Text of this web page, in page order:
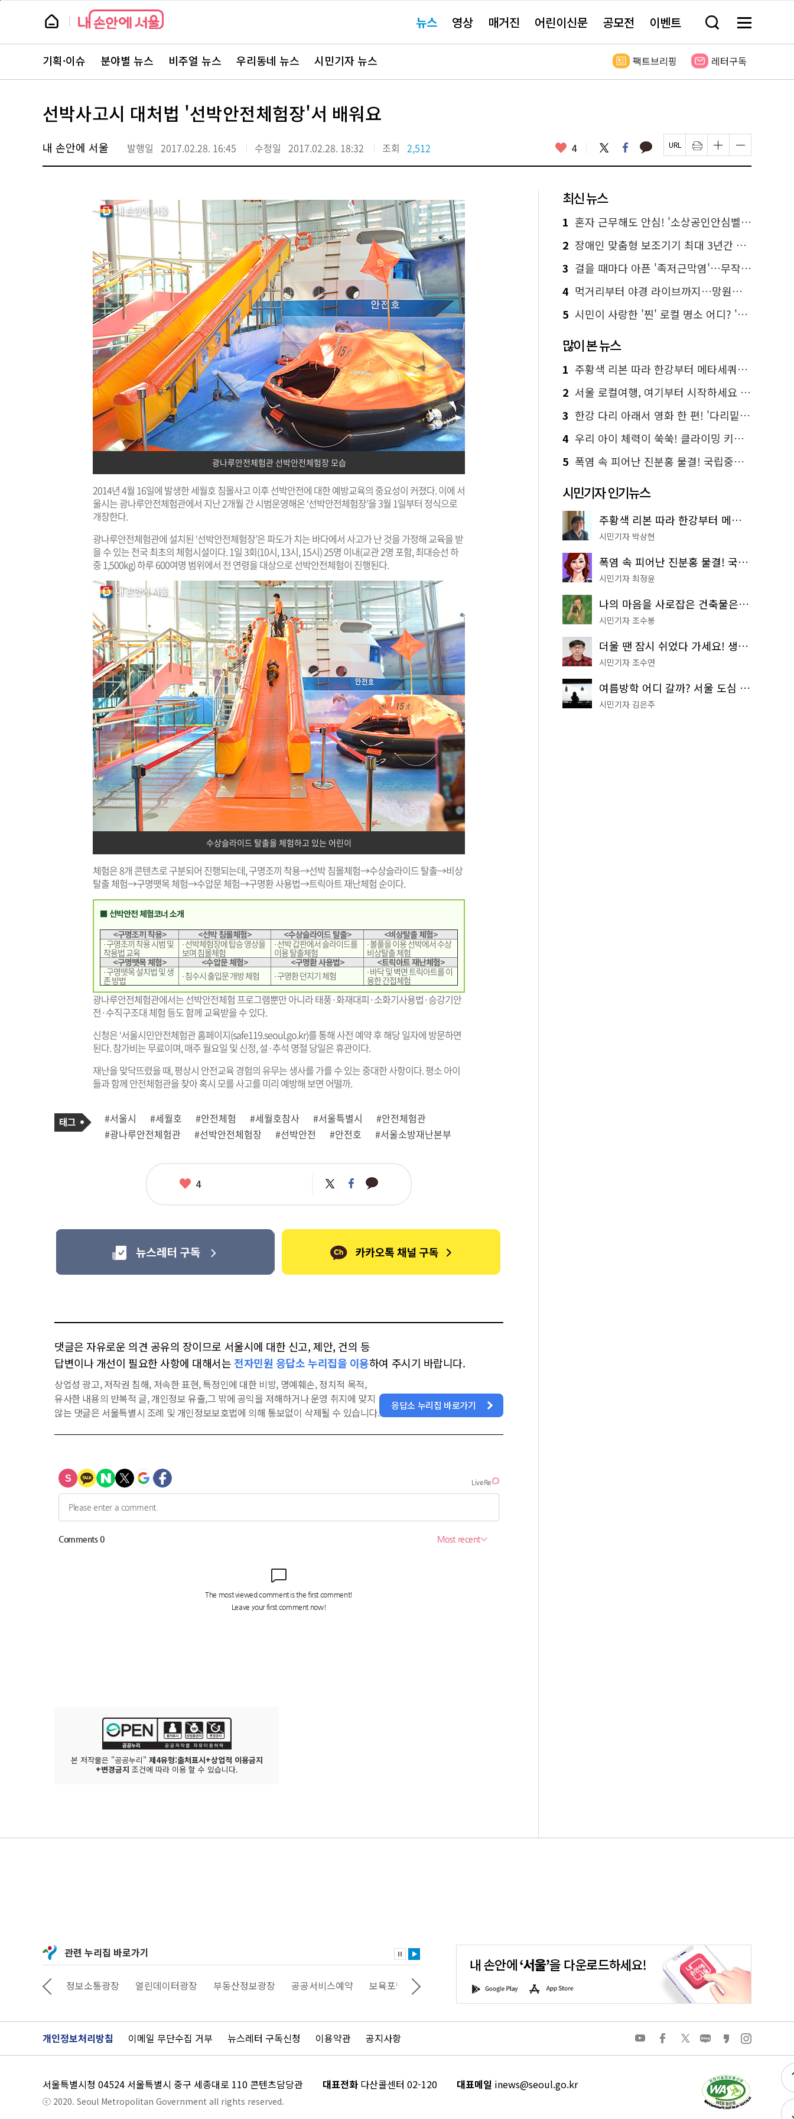
본
뉴
스 요뉴스 영상 매거진 어린이신문 공모전 이벤트 검
창
기
메
전
보
뉴
스
주
서
바
로
기획·이슈 분야별 뉴스 비주얼 뉴스 우리동네 뉴스 시민기자 뉴스 팩트브리핑 레터구독
선박사고시 대처법 '선박안전체험장'서 배워요
내 손안에 서울 발행일 2017.02.28. 16:45 수정일 2017.02.28. 18:32 조회 2,512 좋
요
4 트
위
터
페
이
스
카
카 페
이
지
인
쇄
하
글
자
크
하
기
글
자
크
하
기
광나루안전체험관 선박안전체험장 모습
2014년 4월 16일에 발생한 세월호 침몰사고 이후 선박안전에 대한 예방교육의 중요성이 커졌다. 이에 서
울시는 광나루안전체험관에서 지난 2개월 간 시범운영해온 ‘선박안전체험장’을 3월 1일부터 정식으로
개장한다.
광나루안전체험관에 설치된 ‘선박안전체험장’은 파도가 치는 바다에서 사고가 난 것을 가정해 교육을 받
을 수 있는 전국 최초의 체험시설이다. 1일 3회(10시, 13시, 15시) 25명 이내(교관 2명 포함, 최대승선 하
중 1,500kg) 하루 600여명 범위에서 전 연령을 대상으로 선박안전체험이 진행된다.
수상슬라이드 탈출을 체험하고 있는 어린이
체험은 8개 콘텐츠로 구분되어 진행되는데, 구명조끼 착용→선박 침몰체험→수상슬라이드 탈출→비상
탈출 체험→구명뗏목 체험→수압문 체험→구명환 사용법→트릭아트 재난체험 순이다.
■ 선박안전 체험코너 소개
<구명조끼 착용>
<선박 침몰체험> <수상슬라이드 탈출>
<비상탈출 체험>
∙ 구명조끼 착용 시범 및
착용법 교육
∙ 선박체험장에 탑승 영상을
보며 침몰체험
∙ 선박 갑판에서 슬라이드를
이용 탈출체험
∙ 볼풀을 이용 선박에서 수상
비상탈출 체험
<구명뗏목 체험>
<수압문 체험> <구명환 사용법>
<트릭아트 재난체험>
∙ 구명뗏목 설치법 및 생
존 방법 ∙ 침수시 출입문 개방 체험 ∙ 구명환 던지기 체험 ∙ 바닥 및 벽면 트릭아트를 이
용한 간접체험
광나루안전체험관에서는 선박안전체험 프로그램뿐만 아니라 태풍·화재대피·소화기사용법·승강기안
전·수직구조대 체험 등도 함께 교육받을 수 있다.
신청은 ‘서울시민안전체험관 홈페이지(safe119.seoul.go.kr)를 통해 사전 예약 후 해당 일자에 방문하면
된다. 참가비는 무료이며, 매주 월요일 및 신정, 설·추석 명절 당일은 휴관이다.
재난을 맞닥뜨렸을 때, 평상시 안전교육 경험의 유무는 생사를 가를 수 있는 중대한 사항이다. 평소 아이
들과 함께 안전체험관을 찾아 혹시 모를 사고를 미리 예방해 보면 어떨까.
사
관
련
태
그
#서울시 #세월호 #안전체험 #세월호참사 #서울특별시
#안전체험관
#광나루안전체험관
#선박안전체험장 #선박안전 #안전호 #서울소방재난본부
좋
4 트
위
페
이
카
카
댓글은 자유로운 의견 공유의 장이므로 서울시에 대한 신고, 제안, 건의 등
답변이나 개선이 필요한 사항에 대해서는 전자민원 응답소 누리집을 이용하여 주시기 바랍니다.
상업성 광고, 저작권 침해, 저속한 표현, 특정인에 대한 비방, 명예훼손, 정치적 목적,
유사한 내용의 반복적 글, 개인정보 유출,그 밖에 공익을 저해하거나 운영 취지에 맞지
않는 댓글은 서울특별시 조례 및 개인정보보호법에 의해 통보없이 삭제될 수 있습니다.
응답소 누리집 바로가기
본 저작물은 "공공누리" 제4유형:출처표시+상업적 이용금지
+변경금지 조건에 따라 이용 할 수 있습니다.
최신 뉴스
1 혼자 근무해도 안심! '소상공인안심벨' 신청하세요
2 장애인 맞춤형 보조기기 최대 3년간 무상 대여…삶의 질 높인다
3 걸을 때마다 아픈 '족저근막염'…무작정 참지 말고 '이것' 해보세요!
4 먹거리부터 야경 라이브까지…망원한강공원 알짜 코스
5 시민이 사랑한 '찐' 로컬 명소 어디? '서울에디션25' 추천 코스
많이 본 뉴스
1 주황색 리본 따라 한강부터 메타세쿼이아 숲길까지…서울둘레길 15코스
2 서울 로컬여행, 여기부터 시작하세요 '서울에디션25'
3 한강 다리 아래서 영화 한 편! '다리밑 영화관' 무료 상영
4 우리 아이 체력이 쑥쑥! 클라이밍 키즈카페·어린이 체력장
5 폭염 속 피어난 진분홍 물결! 국립중앙박물관 배롱나무 명소
시민기자 인기뉴스
주황색 리본 따라 한강부터 메타세쿼이아 숲길까지…서울둘레길 15코스
시민기자 박상현
폭염 속 피어난 진분홍 물결! 국립중앙박물관 배롱나무 명소
시민기자 최정윤
나의 마음을 사로잡은 건축물은? '서울시 건축상' 수상작 공개!
시민기자 조수봉
더울 땐 잠시 쉬었다 가세요! 생수 냉장고부터 해피소·무더위쉼터까지
시민기자 조수연
여름방학 어디 갈까? 서울 도심 무료 실내 여행 코스 추천
시민기자 김은주
관련 누리집 바로가기
상대로 서울 정보소통광장 열린데이터광장 부동산정보광장 공공서비스예약 보육포털 문화포털 평생학습포털 대기환경정보 에코마일리지
내
울'을
다
로
요!
G
o
o
l
a
A
p
p
t
개인정보처리방침 이메일 무단수집 거부 뉴스레터 구독신청 이용약관 공지사항 유
브
페
이
스
트
위
터
네
이
버
그
카
카
오
토
리
인
스
타
서울특별시청 04524 서울특별시 중구 세종대로 110 콘텐츠담당관 대표전화 다산콜센터 02-120 대표메일 inews@seoul.go.kr
ⓒ 2020. Seoul Metropolitan Government all rights reserved.
페